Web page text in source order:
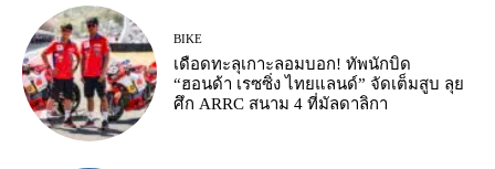
BIKE
เดือดทะลุเกาะลอมบอก! ทัพนักบิด
“ฮอนด้า เรซซิ่ง ไทยแลนด์” จัดเต็มสูบ ลุย
ศึก ARRC สนาม 4 ที่มัลดาลิกา